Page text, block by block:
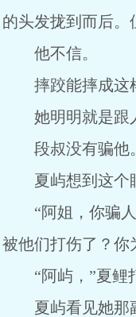
的头发拢到而后。
他不信。
摔跤能摔成这样
她明明就是跟人
段叔没有骗他。
夏屿想到这个眼
“阿姐，你骗人
被他们打伤了？
“阿屿，”夏鲤打
夏屿看见她那副